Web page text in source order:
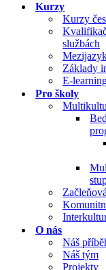
Kurzy
Kurzy
službách
Základy
E-
Pro školy
O nás
Náš
Náš tým
Projekty